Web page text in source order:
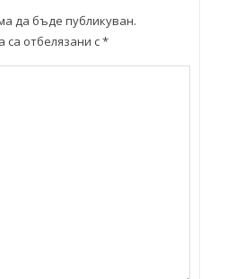
да бъде публикуван.
са отбелязани с*